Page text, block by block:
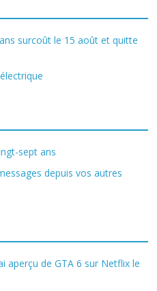
surcoût le 15 août et quitte
sept ans
depuis vos autres
aperçu de GTA 6 sur Netflix le